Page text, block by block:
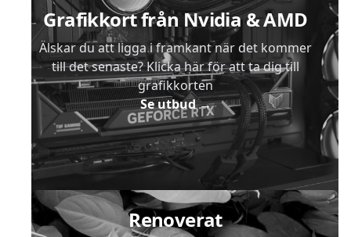
Grafikkort från Nvidia & AMD
Älskar du att ligga i framkant när det kommer
till det senaste? Klicka här för att ta dig till
grafikkorten
Se utbud→
Renoverat